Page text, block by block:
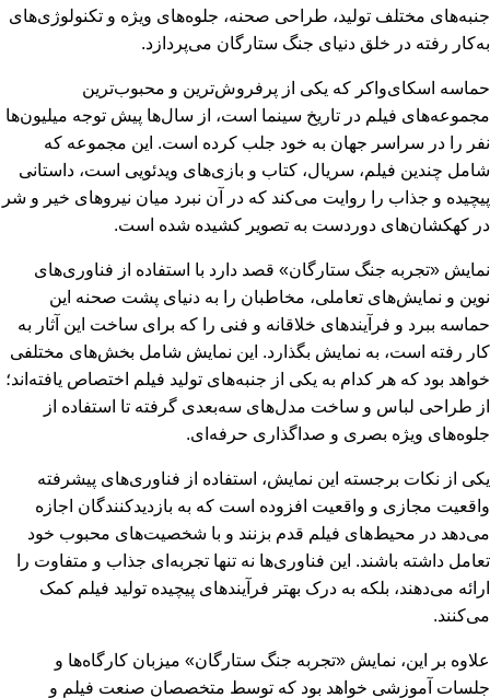
جنبه‌های مختلف تولید، طراحی صحنه، جلوه‌های ویژه و تکنولوژی‌های
به‌کار رفته در خلق دنیای جنگ ستارگان می‌پردازد.
حماسه اسکای‌واکر که یکی از پرفروش‌ترین و محبوب‌ترین
مجموعه‌های فیلم در تاریخ سینما است، از سال‌ها پیش توجه میلیون‌ها
نفر را در سراسر جهان به خود جلب کرده است. این مجموعه که
شامل چندین فیلم، سریال، کتاب و بازی‌های ویدئویی است، داستانی
پیچیده و جذاب را روایت می‌کند که در آن نبرد میان نیروهای خیر و شر
در کهکشان‌های دوردست به تصویر کشیده شده است.
نمایش «تجربه جنگ ستارگان» قصد دارد با استفاده از فناوری‌های
نوین و نمایش‌های تعاملی، مخاطبان را به دنیای پشت صحنه این
حماسه ببرد و فرآیندهای خلاقانه و فنی را که برای ساخت این آثار به
کار رفته است، به نمایش بگذارد. این نمایش شامل بخش‌های مختلفی
خواهد بود که هر کدام به یکی از جنبه‌های تولید فیلم اختصاص یافته‌اند؛
از طراحی لباس و ساخت مدل‌های سه‌بعدی گرفته تا استفاده از
جلوه‌های ویژه بصری و صداگذاری حرفه‌ای.
یکی از نکات برجسته این نمایش، استفاده از فناوری‌های پیشرفته
واقعیت مجازی و واقعیت افزوده است که به بازدیدکنندگان اجازه
می‌دهد در محیط‌های فیلم قدم بزنند و با شخصیت‌های محبوب خود
تعامل داشته باشند. این فناوری‌ها نه تنها تجربه‌ای جذاب و متفاوت را
ارائه می‌دهند، بلکه به درک بهتر فرآیندهای پیچیده تولید فیلم کمک
می‌کنند.
علاوه بر این، نمایش «تجربه جنگ ستارگان» میزبان کارگاه‌ها و
جلسات آموزشی خواهد بود که توسط متخصصان صنعت فیلم و